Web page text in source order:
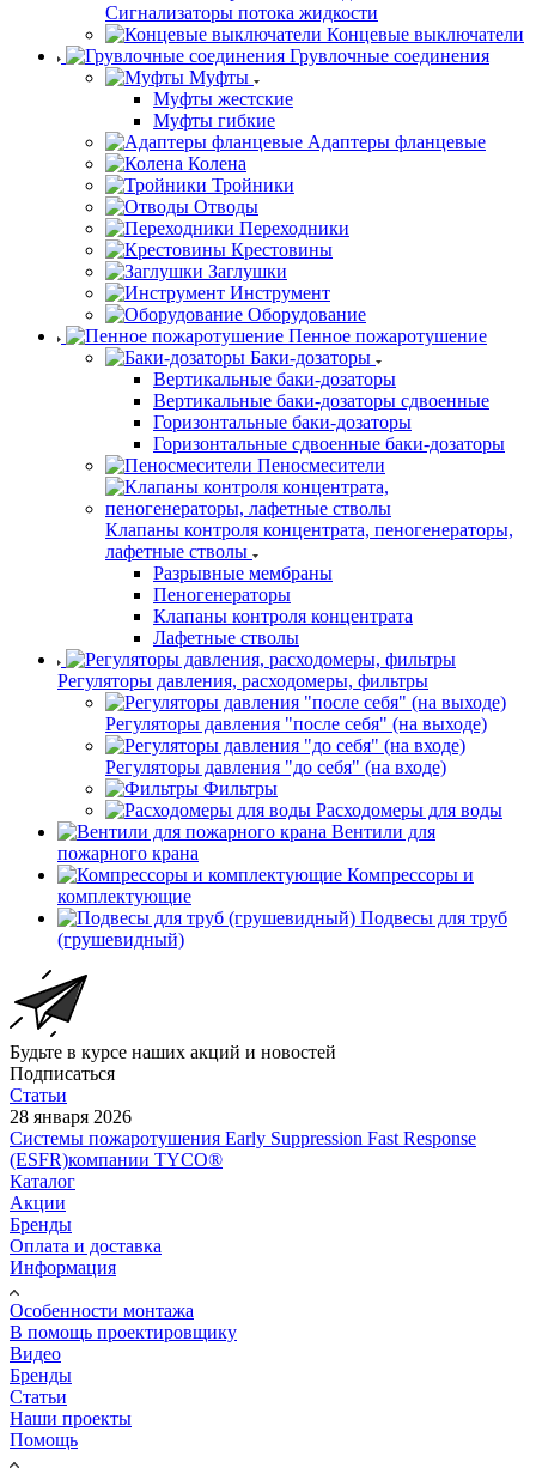
Сигнализаторы потока жидкости
Концевые выключатели
Грувлочные соединения
Муфты
Муфты жестские
Муфты гибкие
Адаптеры фланцевые
Колена
Тройники
Отводы
Переходники
Крестовины
Заглушки
Инструмент
Оборудование
Пенное пожаротушение
Баки-дозаторы
Вертикальные баки-дозаторы
Вертикальные баки-дозаторы сдвоенные
Горизонтальные баки-дозаторы
Горизонтальные сдвоенные баки-дозаторы
Пеносмесители
Клапаны контроля концентрата, пеногенераторы,
лафетные стволы
Разрывные мембраны
Пеногенераторы
Клапаны контроля концентрата
Лафетные стволы
Регуляторы давления, расходомеры, фильтры
Регуляторы давления "после себя" (на выходе)
Регуляторы давления "до себя" (на входе)
Фильтры
Расходомеры для воды
Вентили для
пожарного крана
Компрессоры и
комплектующие
Подвесы для труб
(грушевидный)
Будьте в курсе наших акций и новостей
Подписаться
Статьи
28 января 2026
Системы пожаротушения Early Suppression Fast Response
(ESFR)компании TYCO®
Каталог
Акции
Бренды
Оплата и доставка
Информация
Особенности монтажа
В помощь проектировщику
Видео
Бренды
Статьи
Наши проекты
Помощь